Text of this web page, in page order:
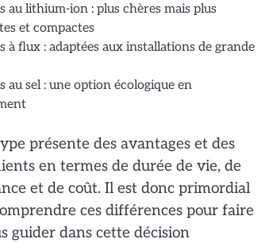
au lithium-ion : plus chères mais plus
et compactes
à flux : adaptées aux installations de grande
au sel : une option écologique en
présente des avantages et des
en termes de durée de vie, de
et de coût. Il est donc primordial
ces différences pour faire
guider dans cette décision